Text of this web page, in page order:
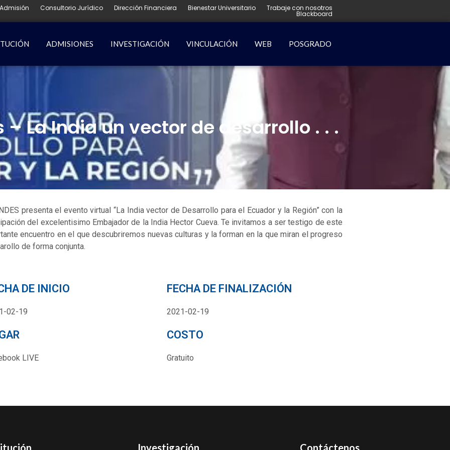
Admisión Consultorio Jurídico Dirección Financiera Bienestar Universitario Trabaje con nosotros
Blackboard
ADMISIONES INVESTIGACIÓN VINCULACIÓN WEB POSGRADO
– La India un vector de desarrollo . . .
presenta el evento virtual “La India vector de Desarrollo para el Ecuador y la Región” con la
del excelentisimo Embajador de la India Hector Cueva. Te invitamos a ser testigo de este
encuentro en el que descubriremos nuevas culturas y la forman en la que miran el progreso
de forma conjunta.
DE INICIO
02-19
FECHA DE FINALIZACIÓN
2021-02-19
LIVE
COSTO
Gratuito
Investigación Contáctenos